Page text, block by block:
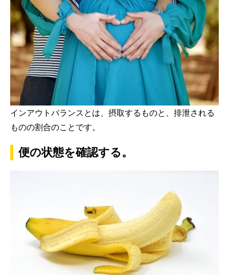
インアウトバランスとは、摂取するものと、排泄される
ものの割合のことです。
便の状態を確認する。